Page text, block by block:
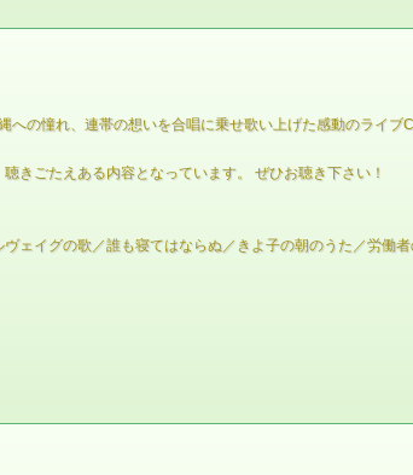
の憧れ、連帯の想いを合唱に乗せ歌い上げた感動のライブ
きごたえある内容となっています。 ぜひお聴き下さい！
ェイグの歌／誰も寝てはならぬ／きよ子の朝のうた／労働